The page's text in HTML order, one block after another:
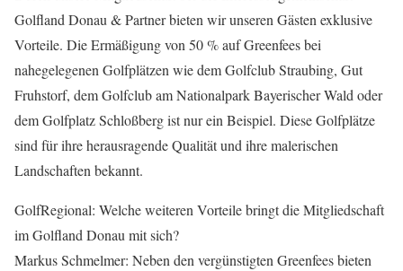
Golfland Donau & Partner bieten wir unseren Gästen exklusive
Vorteile. Die Ermäßigung von 50 % auf Greenfees bei
nahegelegenen Golfplätzen wie dem Golfclub Straubing, Gut
Fruhstorf, dem Golfclub am Nationalpark Bayerischer Wald oder
dem Golfplatz Schloßberg ist nur ein Beispiel. Diese Golfplätze
sind für ihre herausragende Qualität und ihre malerischen
Landschaften bekannt.
GolfRegional: Welche weiteren Vorteile bringt die Mitgliedschaft
im Golfland Donau mit sich?
Markus Schmelmer: Neben den vergünstigten Greenfees bieten